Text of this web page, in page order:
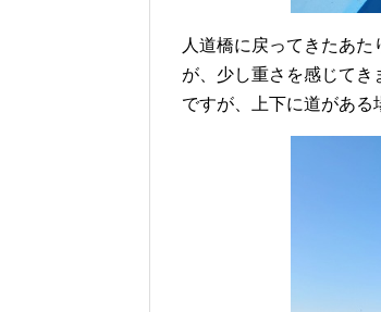
人道橋に戻ってきたあ
が、少し重さを感じてき
ですが、上下に道がある